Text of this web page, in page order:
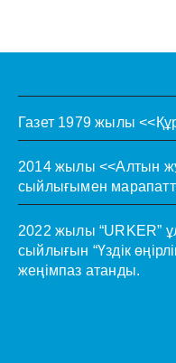
Газет 1979 жылы
2014 жылы <<Алтын
сыйлығымен
2022 жылы “URKER”
сыйлығын “Үздік
жеңімпаз атанды.